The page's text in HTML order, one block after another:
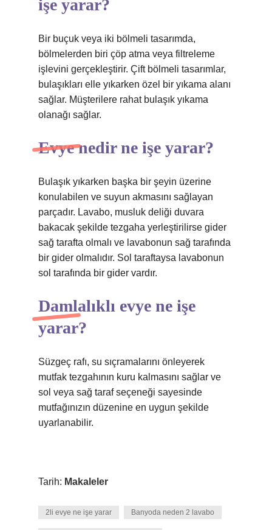
işe yarar?
Bir buçuk veya iki bölmeli tasarımda,
bölmelerden biri çöp atma veya filtreleme
işlevini gerçekleştirir. Çift bölmeli tasarımlar,
bulaşıkları elle yıkarken özel bir yıkama alanı
sağlar. Müşterilere rahat bulaşık yıkama
olanağı sağlar.
Evye nedir ne işe yarar?
Bulaşık yıkarken başka bir şeyin üzerine
konulabilen ve suyun akmasını sağlayan
parçadır. Lavabo, musluk deliği duvara
bakacak şekilde tezgaha yerleştirilirse gider
sağ tarafta olmalı ve lavabonun sağ tarafında
bir gider olmalıdır. Sol taraftaysa lavabonun
sol tarafında bir gider vardır.
Damlalıklı evye ne işe
yarar?
Süzgeç rafı, su sıçramalarını önleyerek
mutfak tezgahının kuru kalmasını sağlar ve
sol veya sağ taraf seçeneği sayesinde
mutfağınızın düzenine en uygun şekilde
uyarlanabilir.
Tarih: Makaleler
2li evye ne işe yarar Banyoda neden 2 lavabo